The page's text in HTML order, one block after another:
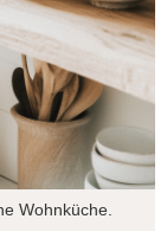
Wohnküche.